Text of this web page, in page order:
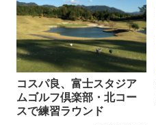
コスパ良、富士スタジア
ムゴルフ倶楽部・北コー
スで練習ラウンド